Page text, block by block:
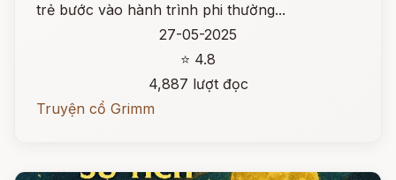
trẻ bước vào hành trình phi thường...
27-05-2025
⭐ 4.8
4,887 lượt đọc
Truyện cổ Grimm